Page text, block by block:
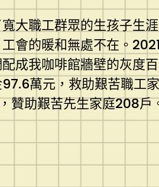
職工群眾的生孩子生涯
會的暖和無處不在。
成我咖啡館牆壁的灰度
萬元，救助艱苦職工
贊助艱苦先生家庭208戶